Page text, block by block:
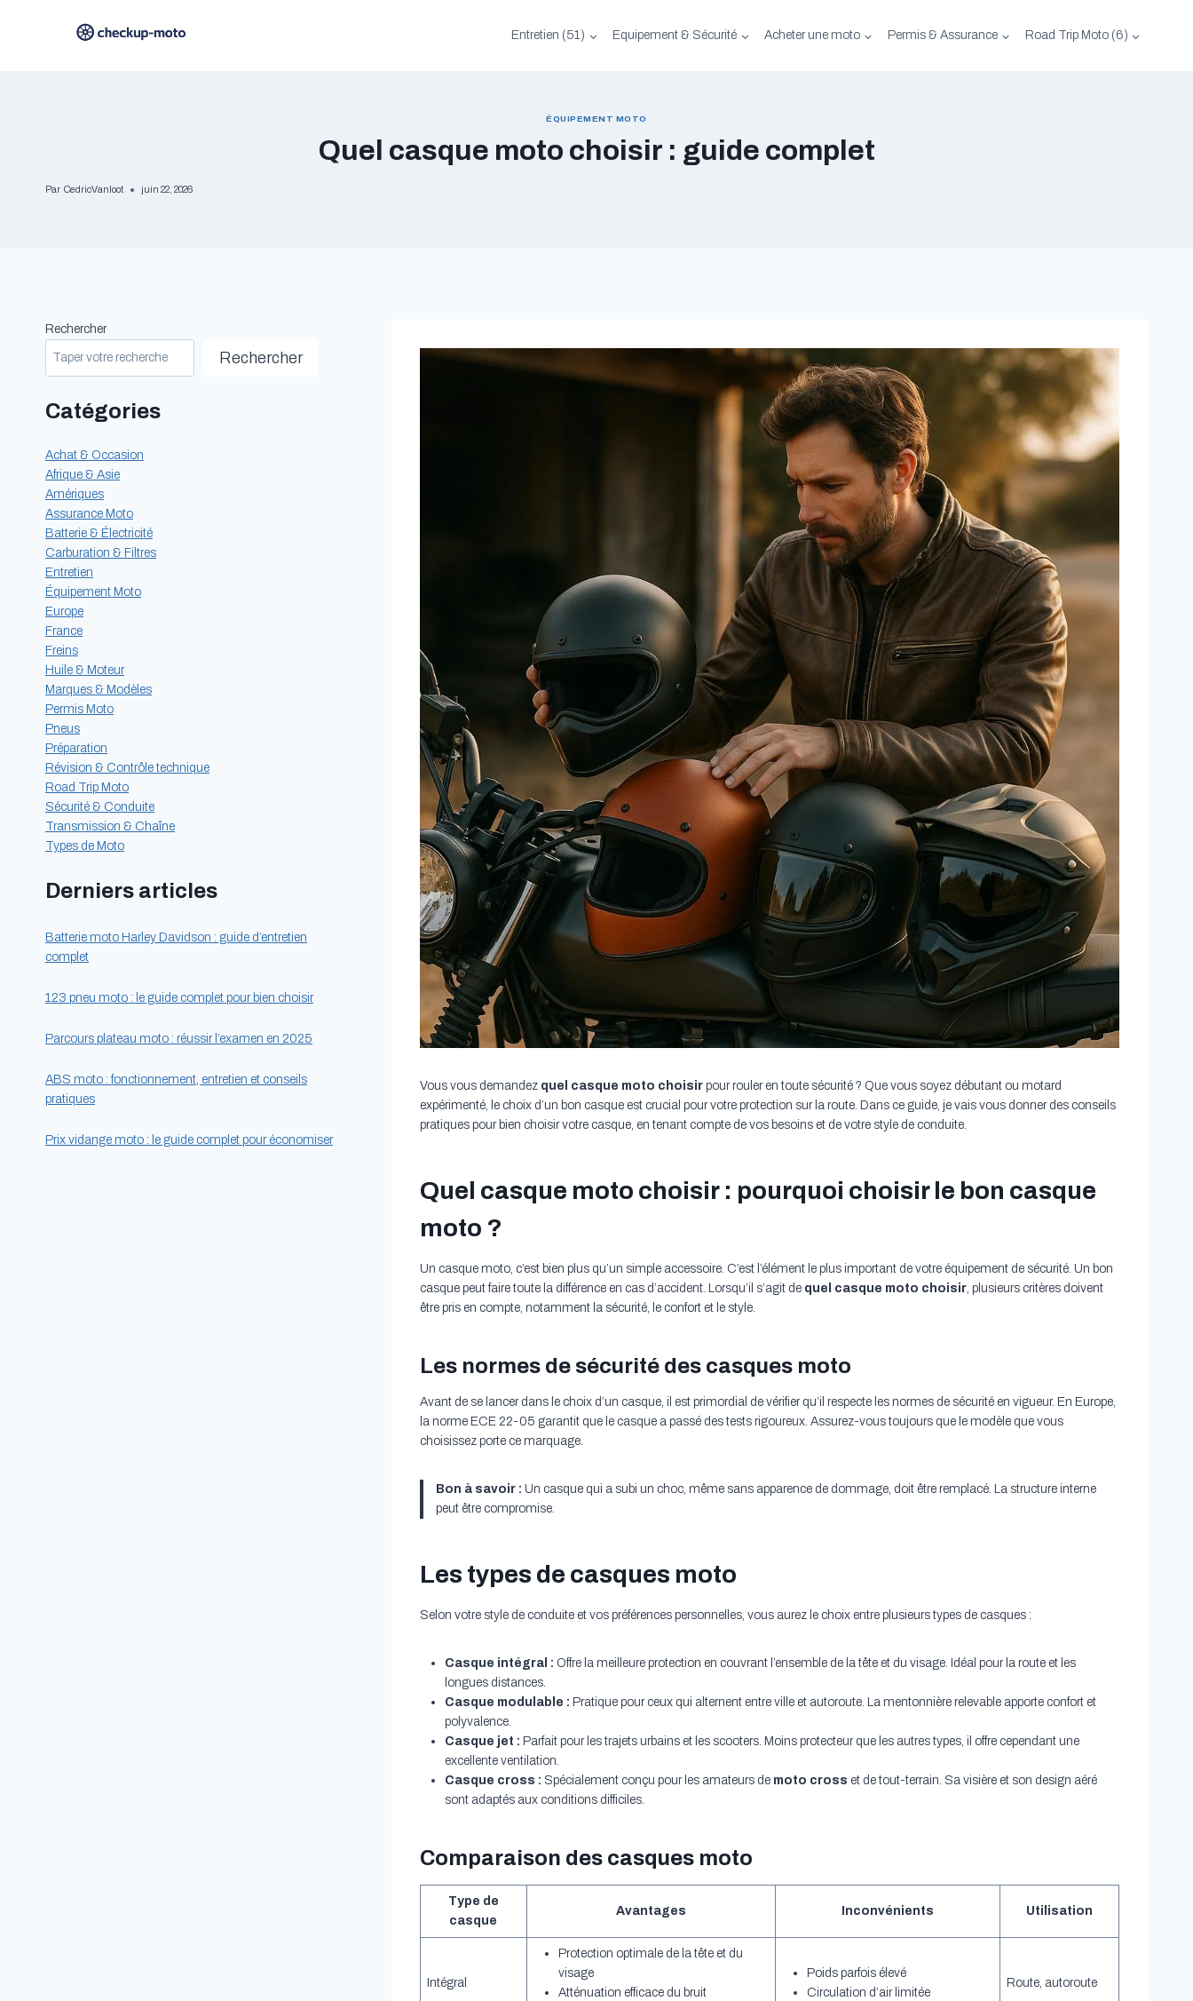
Entretien (51) Equipement & Sécurité Acheter une moto Permis & Assurance Road Trip Moto (6)
ÉQUIPEMENT MOTO
Quel casque moto choisir : guide complet
Par CedricVanloot juin 22, 2026
Vous vous demandez quel casque moto choisirpour rouler en toute sécurité ? Que vous soyez débutant ou motard
expérimenté, le choix d’un bon casque est crucial pour votre protection sur la route. Dans ce guide, je vais vous donner des conseils
pratiques pour bien choisir votre casque, en tenant compte de vos besoins et de votre style de conduite.
Quel casque moto choisir : pourquoi choisir le bon casque
moto ?
Un casque moto, c’est bien plus qu’un simple accessoire. C’est l’élément le plus important de votre équipement de sécurité. Un bon
casque peut faire toute la différence en cas d’accident. Lorsqu’il s’agit de quel casque moto choisir, plusieurs critères doivent
être pris en compte, notamment la sécurité, le confort et le style.
Les normes de sécurité des casques moto
Avant de se lancer dans le choix d’un casque, il est primordial de vérifier qu’il respecte les normes de sécurité en vigueur. En Europe,
la norme ECE 22-05 garantit que le casque a passé des tests rigoureux. Assurez-vous toujours que le modèle que vous
choisissez porte ce marquage.
Bon à savoir : Un casque qui a subi un choc, même sans apparence de dommage, doit être remplacé. La structure interne
peut être compromise.
Les types de casques moto
Selon votre style de conduite et vos préférences personnelles, vous aurez le choix entre plusieurs types de casques :
Casque intégral : Offre la meilleure protection en couvrant l’ensemble de la tête et du visage. Idéal pour la route et les
longues distances.
Casque modulable : Pratique pour ceux qui alternent entre ville et autoroute. La mentonnière relevable apporte confort et
polyvalence.
Casque jet : Parfait pour les trajets urbains et les scooters. Moins protecteur que les autres types, il offre cependant une
excellente ventilation.
Casque cross : Spécialement conçu pour les amateurs de moto cross et de tout-terrain. Sa visière et son design aéré
sont adaptés aux conditions difficiles.
Comparaison des casques moto
Type de
casque
Avantages Inconvénients Utilisation
Intégral
Protection optimale de la tête et du
visage
Atténuation efficace du bruit
Poids parfois élevé
Circulation d’air limitée
Route, autoroute
Rechercher
Rechercher
Catégories
Achat & Occasion
Afrique & Asie
Amériques
Assurance Moto
Batterie & Électricité
Carburation & Filtres
Entretien
Équipement Moto
Europe
France
Freins
Huile & Moteur
Marques & Modèles
Permis Moto
Pneus
Préparation
Révision & Contrôle technique
Road Trip Moto
Sécurité & Conduite
Transmission & Chaîne
Types de Moto
Derniers articles
Batterie moto Harley Davidson : guide d’entretien
complet
123 pneu moto : le guide complet pour bien choisir
Parcours plateau moto : réussir l’examen en 2025
ABS moto : fonctionnement, entretien et conseils
pratiques
Prix vidange moto : le guide complet pour économiser